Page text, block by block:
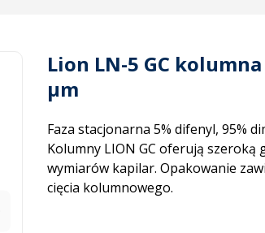
Lion LN-5 GC
µm
Faza stacjonarna 5% difenyl, 95%
Kolumny LION GC oferują szeroką
wymiarów kapilar. Opakowanie
cięcia kolumnowego.